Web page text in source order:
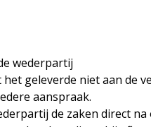
wederpartij
geleverde niet aan de
aanspraak.
de zaken direct